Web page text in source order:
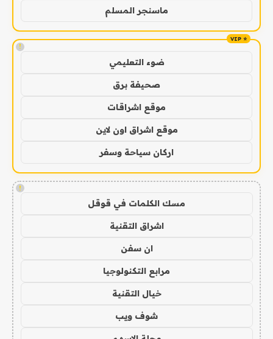
ماسنجر المسلم
!
ضوء التعليمي
صحيفة برق
موقع اشراقات
موقع اشراق اون لاين
اركان سياحة وسفر
!
مسك الكلمات في قوقل
اشراق التقنية
ان سفن
مرابع التكنولوجيا
خيال التقنية
شوف ويب